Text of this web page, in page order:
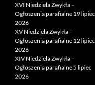
XVI Niedziela Zwykła –
Ogłoszenia parafialne 19 lipiec
2026
XV Niedziela Zwykła –
Ogłoszenia parafialne 12 lipiec
2026
XIV Niedziela Zwykła –
Ogłoszenia parafialne 5 lipiec
2026